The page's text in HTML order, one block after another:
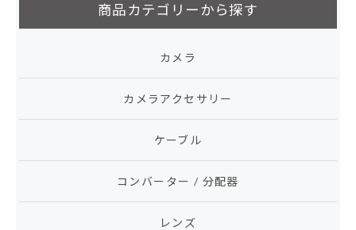
商品カテゴリーから探す
カメラ
カメラアクセサリー
ケーブル
コンバーター / 分配器
レンズ